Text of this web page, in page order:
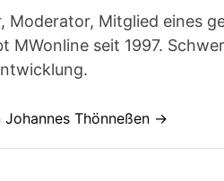
Moderator, Mitglied eines
MWonline seit 1997.
Johannes Thönneßen →